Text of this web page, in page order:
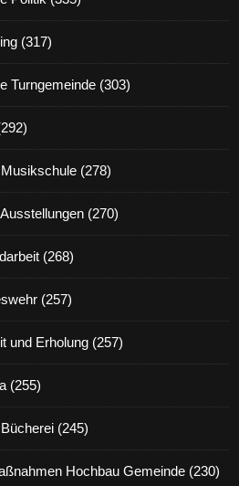
(317)
Turngemeinde (303)
(278)
(270)
(268)
(257)
und Erholung (257)
(255)
(245)
Hochbau Gemeinde (230)